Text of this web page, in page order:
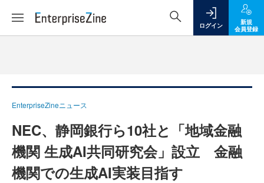
ログイン
新規
会員登録
EnterpriseZineニュース
NEC、静岡銀行ら10社と「地域金融
機関 生成AI共同研究会」設立 金融
機関での生成AI実装目指す